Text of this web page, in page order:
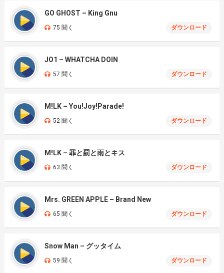
GO GHOST – King Gnu
75 聞く ダウンロード
JO1 – WHATCHA DOIN
57 聞く ダウンロード
M!LK – You!Joy!Parade!
52 聞く ダウンロード
M!LK – 罪と罰と雨とキス
63 聞く ダウンロード
Mrs. GREEN APPLE – Brand New
65 聞く ダウンロード
Snow Man – グッタイム
59 聞く ダウンロード